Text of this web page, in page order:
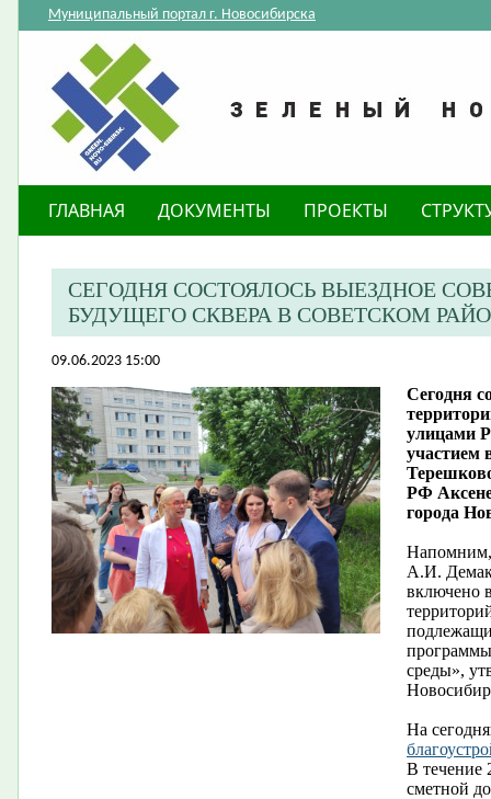
Муниципальный портал г. Новосибирска
ГЛАВНАЯ ДОКУМЕНТЫ ПРОЕКТЫ
CЕГОДНЯ СОСТОЯЛОСЬ ВЫЕЗДНОЕ
БУДУЩЕГО СКВЕРА В СОВЕТСКОМ
09.06.2023 15:00
Cегодня
улицами
участием
РФ
города
Напомним,
А.И.
включено
среды»,
На
В течение
сметной